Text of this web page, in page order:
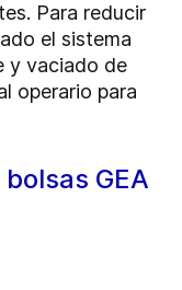
Para reducir
el sistema
y vaciado de
operario para
GEA